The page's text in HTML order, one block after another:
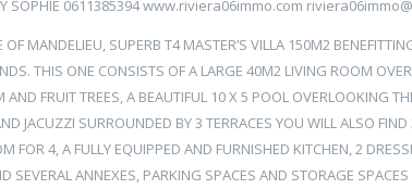
SOPHIE 0611385394 www.riviera06immo.com
OF MANDELIEU, SUPERB T4 MASTER’S VILLA 150M2
THIS ONE CONSISTS OF A LARGE 40M2 LIVING ROOM
FRUIT TREES, A BEAUTIFUL 10 X 5 POOL OVERLOOKING
JACUZZI SURROUNDED BY 3 TERRACES YOU WILL ALSO
FOR 4, A FULLY EQUIPPED AND FURNISHED KITCHEN, 2
SEVERAL ANNEXES, PARKING SPACES AND STORAGE